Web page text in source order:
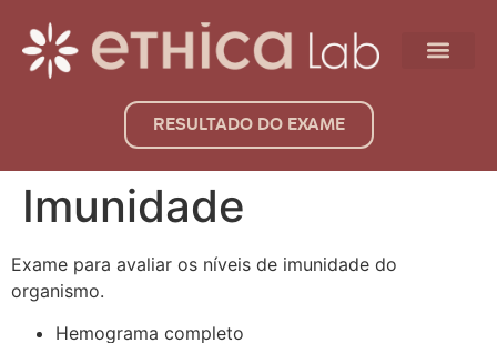
RESULTADO DO EXAME
Imunidade
Exame para avaliar os níveis de imunidade do
organismo.
Hemograma completo